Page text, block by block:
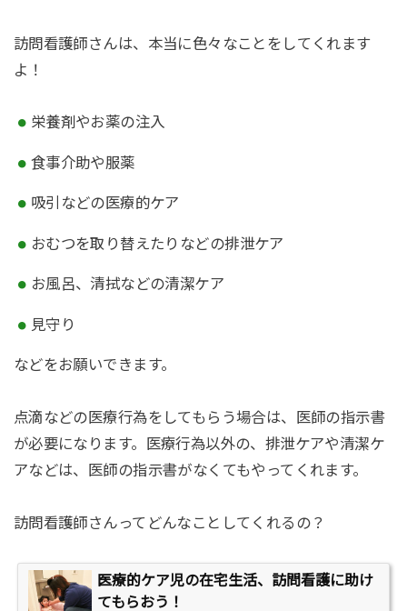
訪問看護師さんは、本当に色々なことをしてくれます
よ！
栄養剤やお薬の注入
食事介助や服薬
吸引などの医療的ケア
おむつを取り替えたりなどの排泄ケア
お風呂、清拭などの清潔ケア
見守り
などをお願いできます。
点滴などの医療行為をしてもらう場合は、医師の指示書
が必要になります。
医療行為以外の、排泄ケアや清潔ケ
アなどは、医師の指示書がなくてもやってくれます。
訪問看護師さんってどんなことしてくれるの？
医療的ケア児の在宅生活、訪問看護に助け
てもらおう！